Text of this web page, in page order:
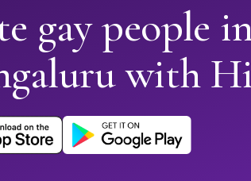
gay people
with